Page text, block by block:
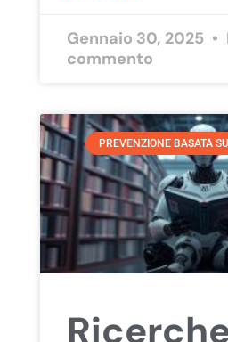
Gennaio 30, 2025
commento
PREVENZIONE BASATA